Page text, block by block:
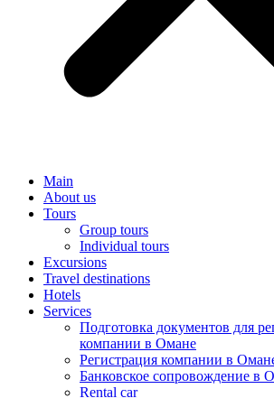
Main
About us
Tours
Group tours
Individual tours
Excursions
Travel destinations
Hotels
Services
Подготовка документов для
компании в Омане
Регистрация компании в
Банковское сопровождение в
Rental car